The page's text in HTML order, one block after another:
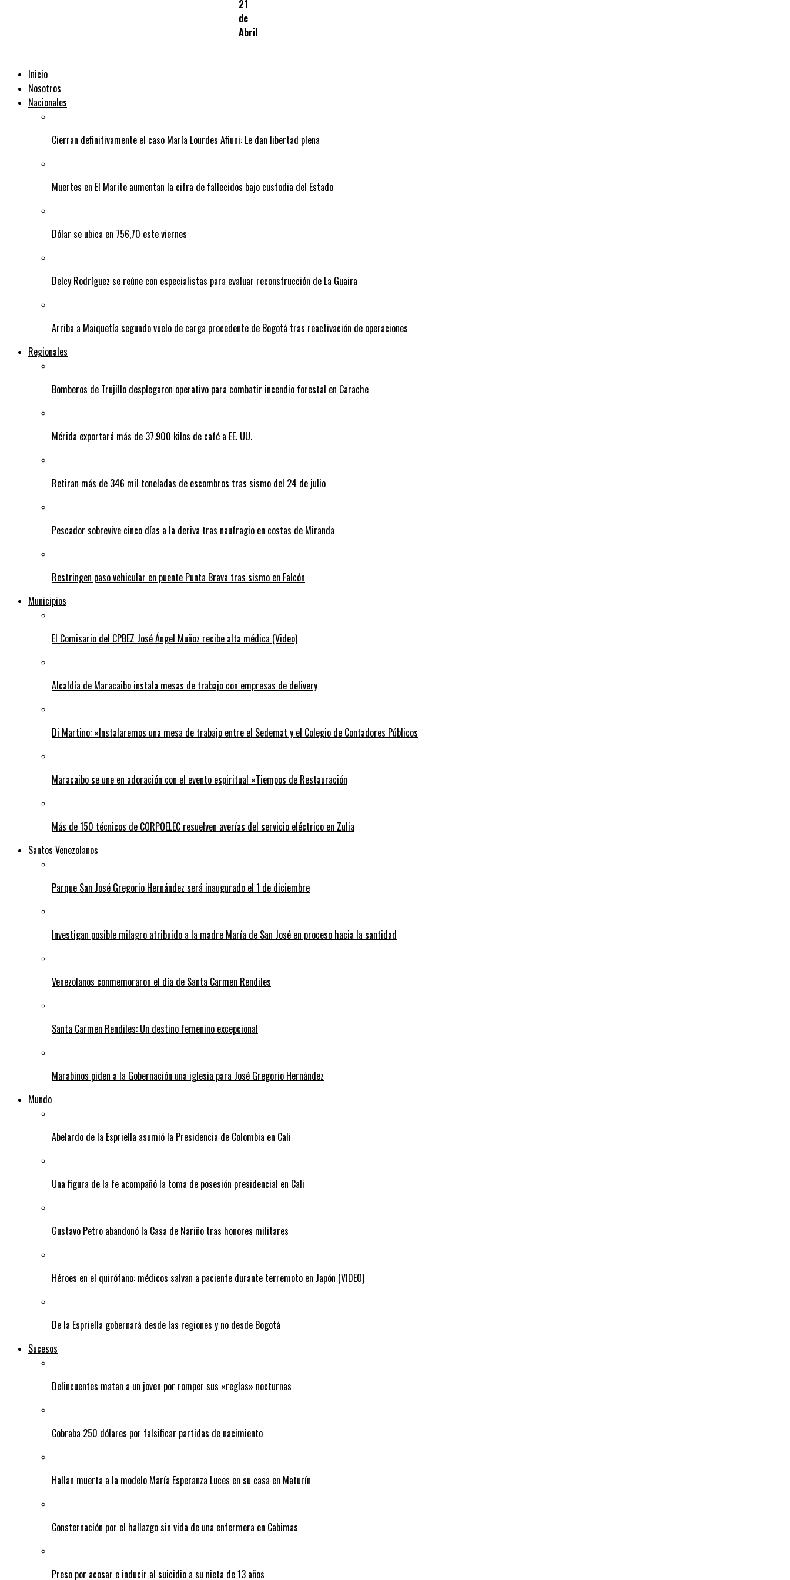
21
de
Abril
Inicio
Nosotros
Nacionales
Cierran definitivamente el caso María Lourdes Afiuni: Le dan libertad plena
Muertes en El Marite aumentan la cifra de fallecidos bajo custodia del Estado
Dólar se ubica en 756,70 este viernes
Delcy Rodríguez se reúne con especialistas para evaluar reconstrucción de La Guaira
Arriba a Maiquetía segundo vuelo de carga procedente de Bogotá tras reactivación de operaciones
Regionales
Bomberos de Trujillo desplegaron operativo para combatir incendio forestal en Carache
Mérida exportará más de 37.900 kilos de café a EE. UU.
Retiran más de 346 mil toneladas de escombros tras sismo del 24 de julio
Pescador sobrevive cinco días a la deriva tras naufragio en costas de Miranda
Restringen paso vehicular en puente Punta Brava tras sismo en Falcón
Municipios
El Comisario del CPBEZ José Ángel Muñoz recibe alta médica (Video)
Alcaldía de Maracaibo instala mesas de trabajo con empresas de delivery
Di Martino: «Instalaremos una mesa de trabajo entre el Sedemat y el Colegio de Contadores Públicos
Maracaibo se une en adoración con el evento espiritual «Tiempos de Restauración
Más de 150 técnicos de CORPOELEC resuelven averías del servicio eléctrico en Zulia
Santos Venezolanos
Parque San José Gregorio Hernández será inaugurado el 1 de diciembre
Investigan posible milagro atribuido a la madre María de San José en proceso hacia la santidad
Venezolanos conmemoraron el día de Santa Carmen Rendiles
Santa Carmen Rendiles: Un destino femenino excepcional
Marabinos piden a la Gobernación una iglesia para José Gregorio Hernández
Mundo
Abelardo de la Espriella asumió la Presidencia de Colombia en Cali
Una figura de la fe acompañó la toma de posesión presidencial en Cali
Gustavo Petro abandonó la Casa de Nariño tras honores militares
Héroes en el quirófano: médicos salvan a paciente durante terremoto en Japón (VIDEO)
De la Espriella gobernará desde las regiones y no desde Bogotá
Sucesos
Delincuentes matan a un joven por romper sus «reglas» nocturnas
Cobraba 250 dólares por falsificar partidas de nacimiento
Hallan muerta a la modelo María Esperanza Luces en su casa en Maturín
Consternación por el hallazgo sin vida de una enfermera en Cabimas
Preso por acosar e inducir al suicidio a su nieta de 13 años